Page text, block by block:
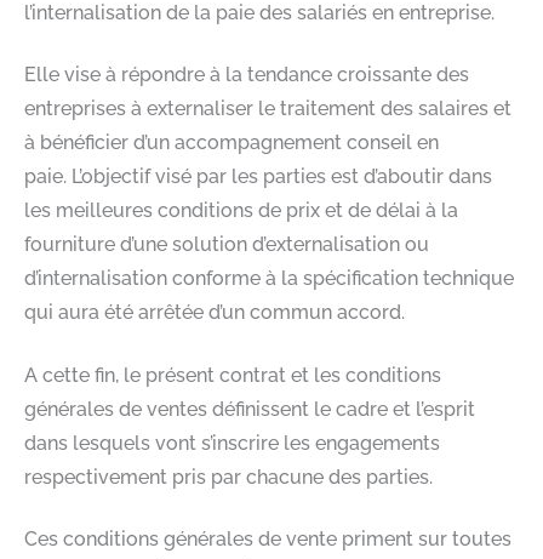
l’internalisation de la paie des salariés en entreprise.​
Elle vise à répondre à la tendance croissante des
entreprises à externaliser le traitement des salaires et
à bénéficier d’un accompagnement conseil en
paie. L’objectif visé par les parties est d’aboutir dans
les meilleures conditions de prix et de délai à la
fourniture d’une solution d’externalisation ou
d’internalisation conforme à la spécification technique
qui aura été arrêtée d’un commun accord.​
A cette fin, le présent contrat et les conditions
générales de ventes définissent le cadre et l’esprit
dans lesquels vont s’inscrire les engagements
respectivement pris par chacune des parties.​
Ces conditions générales de vente priment sur toutes